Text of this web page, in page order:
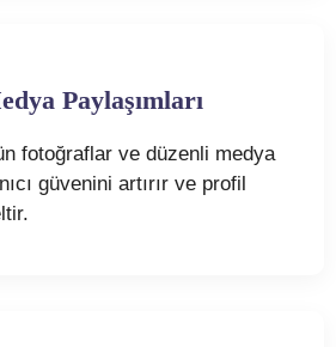
Paylaşımları
fotoğraflar ve düzenli medya
güvenini artırır ve profil